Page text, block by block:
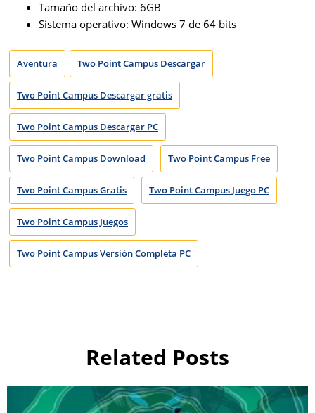
Tamaño del archivo: 6GB
Sistema operativo: Windows 7 de 64 bits
Aventura Two Point Campus Descargar
Two Point Campus Descargar gratis
Two Point Campus Descargar PC
Two Point Campus Download Two Point Campus Free
Two Point Campus Gratis Two Point Campus Juego PC
Two Point Campus Juegos
Two Point Campus Versión Completa PC
Related Posts